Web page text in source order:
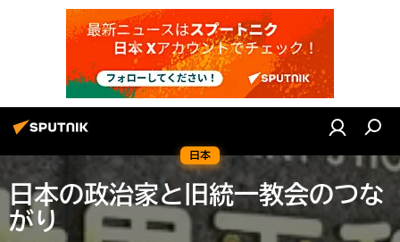
日本
日本の政治家と旧統一教会のつな
がり